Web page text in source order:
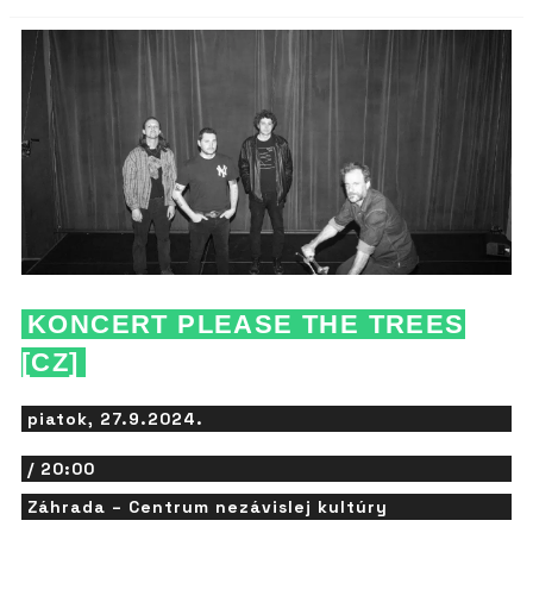
KONCERT PLEASE THE TREES
[CZ]
piatok, 27.9.2024.
/ 20:00
Záhrada – Centrum nezávislej kultúry